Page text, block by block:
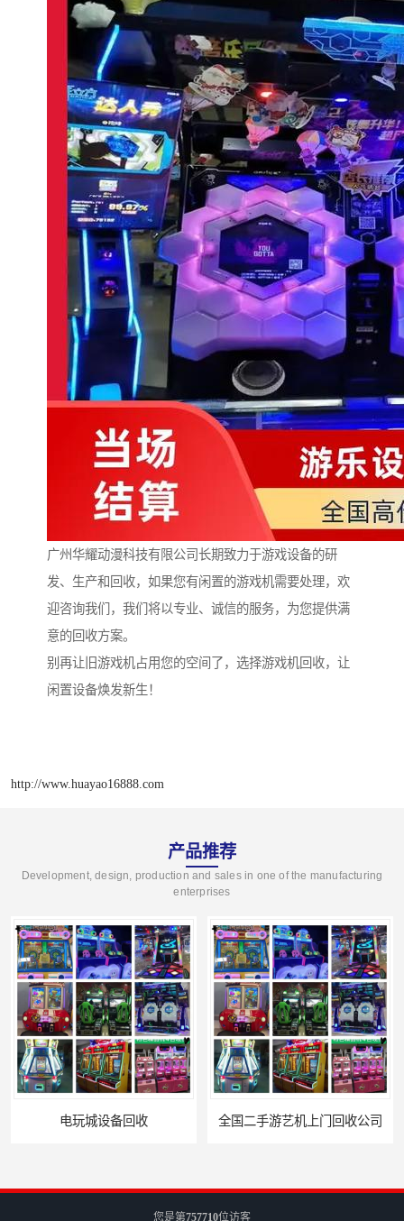
广州华耀动漫科技有限公司长期致力于游戏设备的研
发、生产和回收，如果您有闲置的游戏机需要处理，欢
迎咨询我们，我们将以专业、诚信的服务，为您提供满
意的回收方案。
别再让旧游戏机占用您的空间了，选择游戏机回收，让
闲置设备焕发新生！
http://www.huayao16888.com
产品推荐
Development, design, production and sales in one of the manufacturing
enterprises
电玩城设备回收 全国二手游艺机上门回收公司
您是第757710位访客